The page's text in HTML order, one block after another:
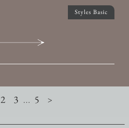
Styles Basic
2 3 … 5 >